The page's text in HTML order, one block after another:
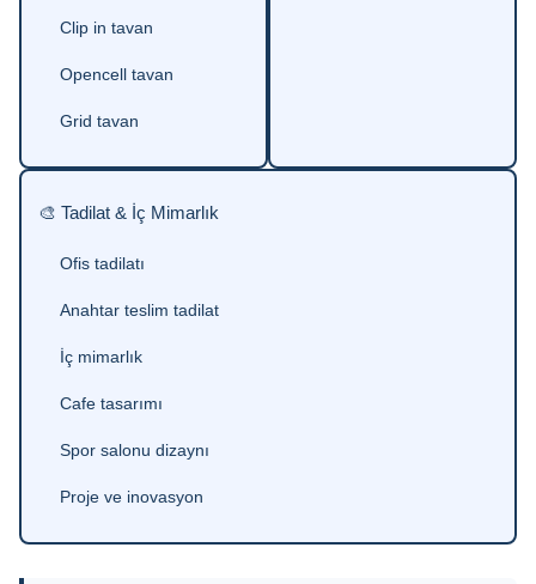
Clip in tavan
Opencell tavan
Grid tavan
🎨 Tadilat & İç Mimarlık
Ofis tadilatı
Anahtar teslim tadilat
İç mimarlık
Cafe tasarımı
Spor salonu dizaynı
Proje ve inovasyon